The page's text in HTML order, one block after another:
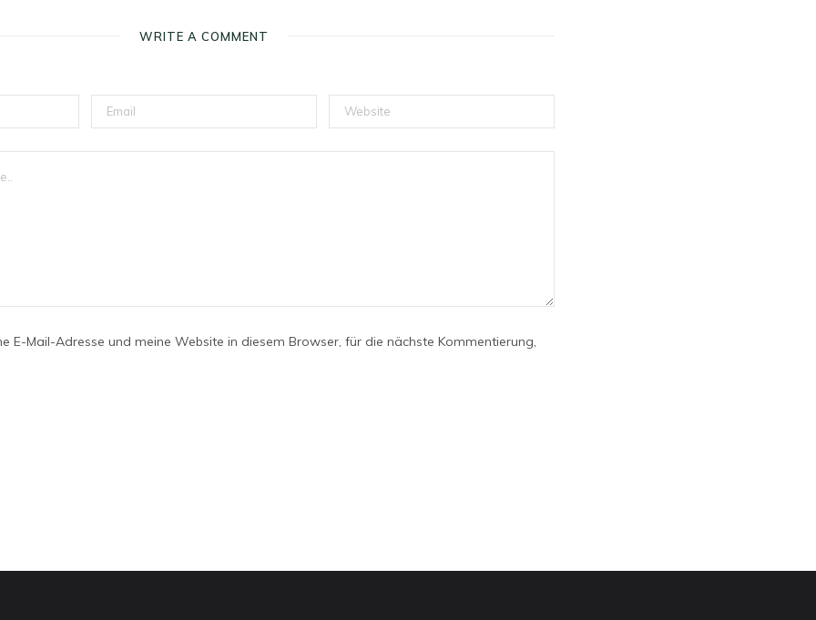
WRITE A COMMENT
E-Mail-Adresse und meine Website in diesem Browser, für die nächste Kommentierung,